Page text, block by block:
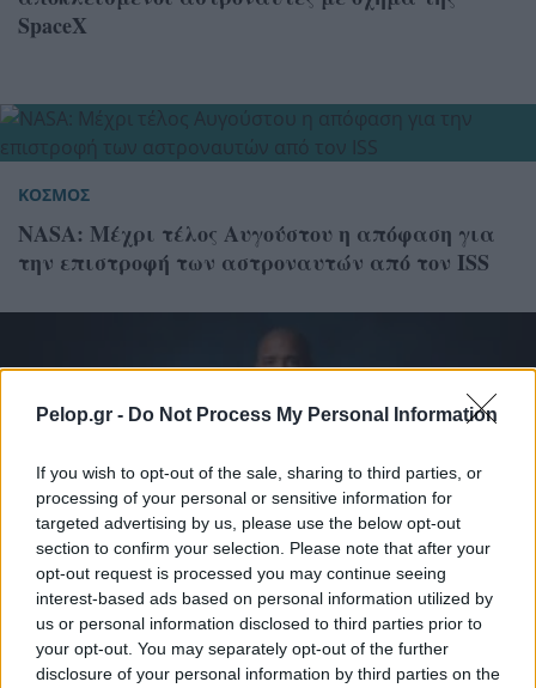
Pelop.gr - Do Not Process My Personal Information
If you wish to opt-out of the sale, sharing to third parties, or
processing of your personal or sensitive information for
targeted advertising by us, please use the below opt-out
section to confirm your selection. Please note that after your
opt-out request is processed you may continue seeing
interest-based ads based on personal information utilized by
us or personal information disclosed to third parties prior to
your opt-out. You may separately opt-out of the further
disclosure of your personal information by third parties on the
SpaceX
ΚΟΣΜΟΣ
NASA: Μέχρι τέλος Αυγούστου η απόφαση για
την επιστροφή των αστροναυτών από τον ISS